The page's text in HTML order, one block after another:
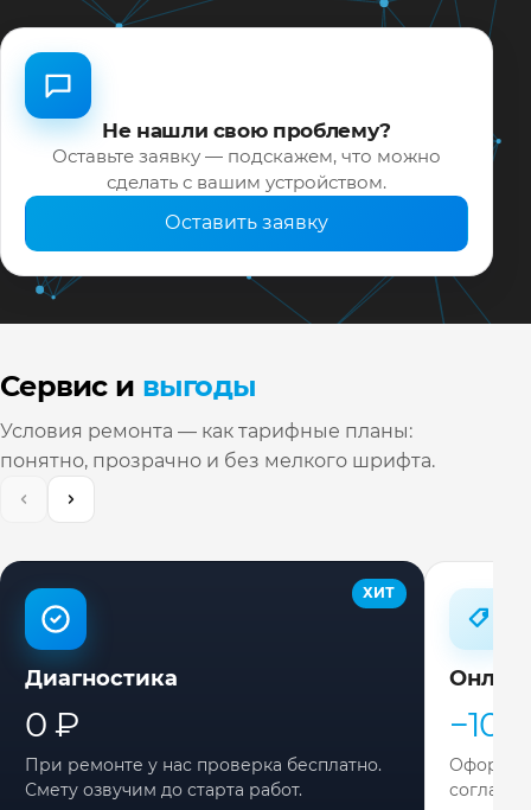
Не нашли свою проблему?
Оставьте заявку — подскажем, что можно
сделать с вашим устройством.
Оставить заявку
Сервис и выгоды
Условия ремонта — как тарифные планы:
понятно, прозрачно и без мелкого шрифта.
ХИТ
Диагностика
0 ₽
При ремонте у нас проверка бесплатно.
Смету озвучим до старта работ.
−10%